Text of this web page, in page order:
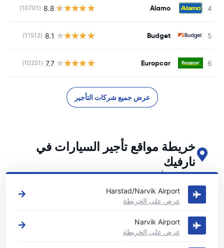
Alamo
8.8
(10701)
Budget
8.1
(11512)
Europcar
7.7
(10251)
عرض جميع شركات التأجير
خريطة مواقع تأجير السيارات في
نارفيك
اطلع على مواقع تأجير السيارات الرئيسية لدينا في نارفيك
Harstad/Narvik Airport
عرض على الخريطة
Narvik Airport
عرض على الخريطة